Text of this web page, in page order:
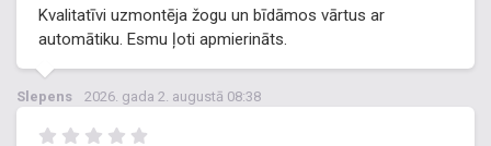
Kvalitatīvi uzmontēja žogu un bīdāmos vārtus ar
automātiku. Esmu ļoti apmierināts.
Slepens 2026. gada 2. augustā 08:38